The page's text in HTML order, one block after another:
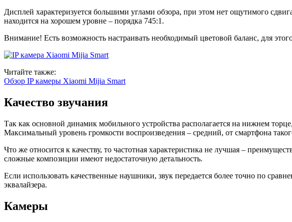
Дисплей характеризуется большими углами обзора, при этом нет ощутимого
находится на хорошем уровне – порядка 745:1.
Внимание! Есть возможность настраивать необходимый цветовой баланс, для
Читайте также:
Обзор IP камеры Xiaomi Mijia Smart
Качество звучания
Так как основной динамик мобильного устройства располагается на нижнем
Максимальный уровень громкости воспроизведения – средний, от смартфона
Что же относится к качеству, то частотная характеристика не лучшая –
сложные композиции имеют недостаточную детальность.
Если использовать качественные наушники, звук передается более точно по
эквалайзера.
Камеры